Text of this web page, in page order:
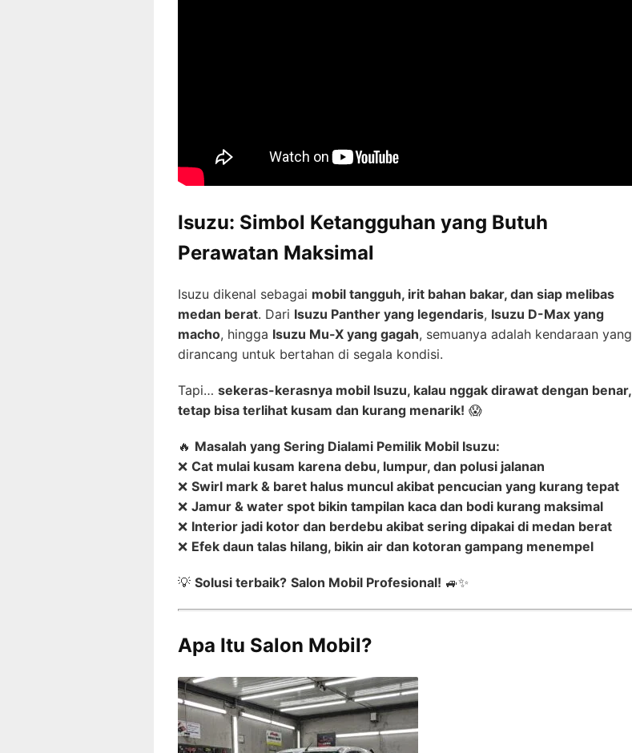
Isuzu: Simbol Ketangguhan yang Butuh
Perawatan Maksimal
Isuzu dikenal sebagai mobil tangguh, irit bahan bakar, dan siap melibas
medan berat. Dari Isuzu Panther yang legendaris, Isuzu D-Max yang
macho, hingga Isuzu Mu-X yang gagah, semuanya adalah kendaraan yang
dirancang untuk bertahan di segala kondisi.
Tapi… sekeras-kerasnya mobil Isuzu, kalau nggak dirawat dengan benar,
tetap bisa terlihat kusam dan kurang menarik! 😱
🔥 Masalah yang Sering Dialami Pemilik Mobil Isuzu:
❌ Cat mulai kusam karena debu, lumpur, dan polusi jalanan
❌ Swirl mark & baret halus muncul akibat pencucian yang kurang tepat
❌ Jamur & water spot bikin tampilan kaca dan bodi kurang maksimal
❌ Interior jadi kotor dan berdebu akibat sering dipakai di medan berat
❌ Efek daun talas hilang, bikin air dan kotoran gampang menempel
💡 Solusi terbaik? Salon Mobil Profesional! 🚙✨
Apa Itu Salon Mobil?